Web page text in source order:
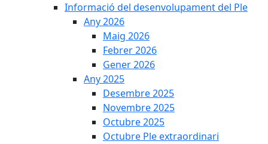
Informació del desenvolupament del Ple
Any 2026
Maig 2026
Febrer 2026
Gener 2026
Any 2025
Desembre 2025
Novembre 2025
Octubre 2025
Octubre Ple extraordinari